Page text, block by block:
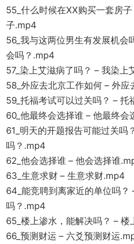
55_什么时候在XX购买一套房
子.mp4
56_我与这两位男生有发展机会
会吗？.mp4
57_染上艾滋病了吗？ – 我染上
58_外应去北京工作如何 – 外
59_托福考试可以过关吗？ –
60_他最终会选择谁 – 他最终会
61_明天的开题报告可能过关吗
吗？.mp4
62_他会选择谁 – 他会选择谁
63_生意求财 – 生意求财.mp4
64_能竞聘到离家近的单位吗？
吗？.mp4
65_楼上渗水，能解决吗？ –
66_预测财运 – 六爻预测财运